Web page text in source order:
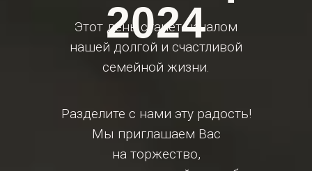
Этот день станет началом
нашей долгой и счастливой
семейной жизни.
Разделите с нами эту радость!
Мы приглашаем Вас
на торжество,
2024